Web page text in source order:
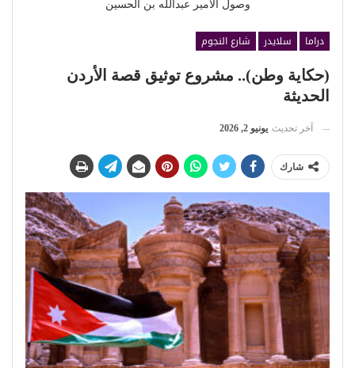
وصول الأمير عبدالله بن الحسين
دراما سلايدر
شارع النجوم
(حكاية وطن).. مشروع توثيق قصة الأردن
الحديثة
آخر تحديث يونيو 2, 2026
شارك